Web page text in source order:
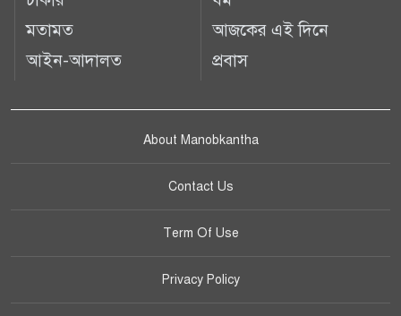
মতামত
আইন-আদালত
আজকের এই দিনে
প্রবাস
About Manobkantha
Contact Us
Term Of Use
Privacy Policy